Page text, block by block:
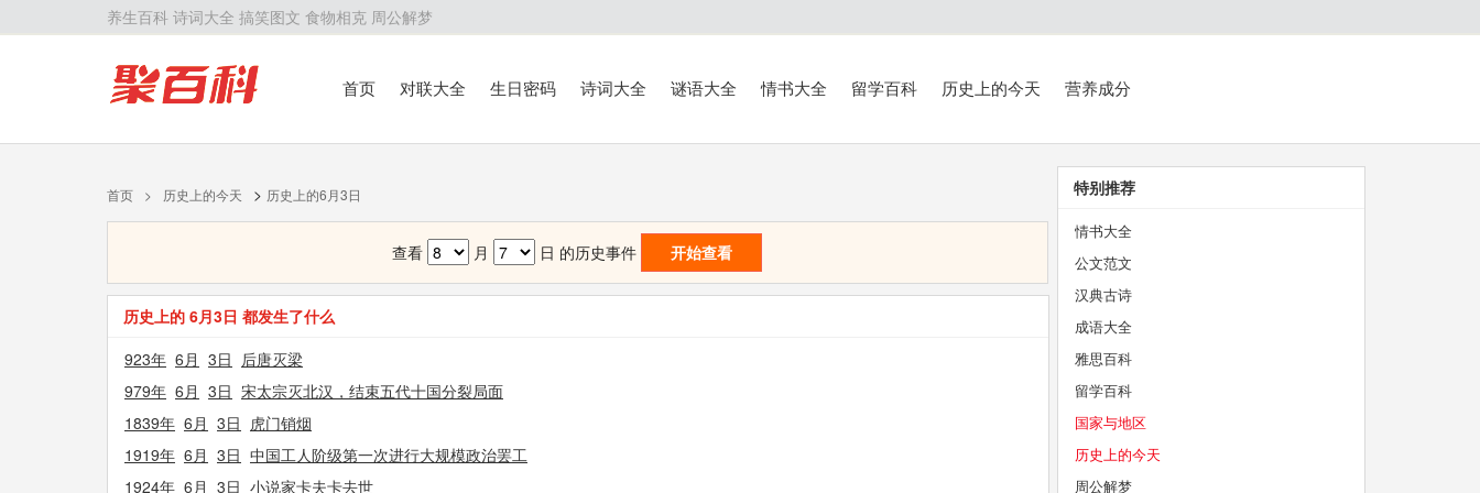
养生百科 诗词大全 搞笑图文 食物相克 周公解梦
首页 对联大全 生日密码 诗词大全 谜语大全 情书大全 留学百科 历史上的今天 营养成分
首页 > 历史上的今天 > 历史上的6月3日
查看 月 日 的历史事件 开始查看
历史上的 6月3日 都发生了什么
923年 6月 3日 后唐灭梁
979年 6月 3日 宋太宗灭北汉，结束五代十国分裂局面
1839年 6月 3日 虎门销烟
1919年 6月 3日 中国工人阶级第一次进行大规模政治罢工
1924年 6月 3日 小说家卡夫卡去世
特别推荐
情书大全
公文范文
汉典古诗
成语大全
雅思百科
留学百科
国家与地区
历史上的今天
周公解梦